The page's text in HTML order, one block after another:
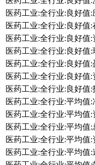
医药工业:全行业:良好值
医药工业:全行业:良好值
医药工业:全行业:良好值
医药工业:全行业:良好值
医药工业:全行业:良好值
医药工业:全行业:良好值
医药工业:全行业:良好值
医药工业:全行业:平均值
医药工业:全行业:平均值
医药工业:全行业:平均值
医药工业:全行业:平均值
医药工业:全行业:平均值: